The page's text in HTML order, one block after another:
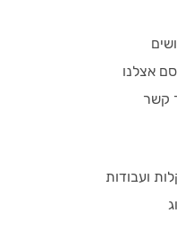
אצלנו
קשר
ועבודות